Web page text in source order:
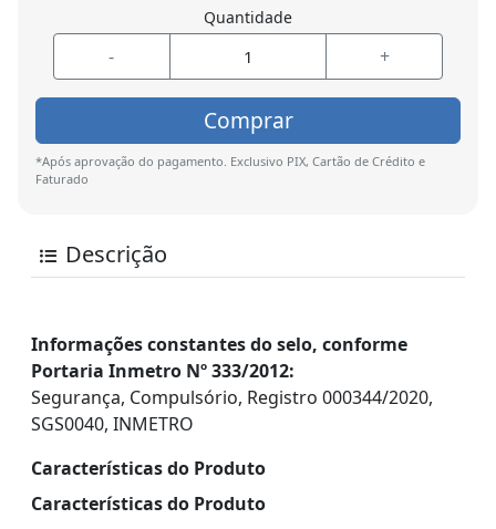
Quantidade
- +
Comprar
*Após aprovação do pagamento. Exclusivo PIX, Cartão de Crédito e
Faturado
Descrição
Informações constantes do selo, conforme
Portaria Inmetro Nº 333/2012:
Segurança, Compulsório, Registro 000344/2020,
SGS0040, INMETRO
Características do Produto
Características do Produto